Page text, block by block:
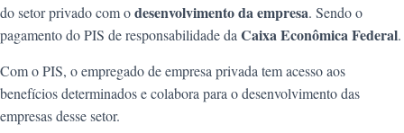
do setor privado com odesenvolvimento da empresa. Sendo o
pagamento do PIS de responsabilidade da Caixa Econômica Federal.
Com o PIS, o empregado de empresa privada tem acesso aos
benefícios determinados e colabora para o desenvolvimento das
empresas desse setor.